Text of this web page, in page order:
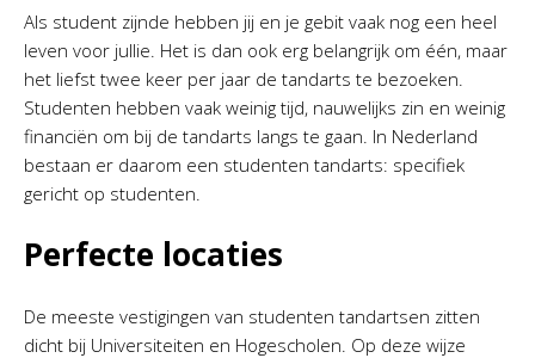
Als student zijnde hebben jij en je gebit vaak nog een heel
leven voor jullie. Het is dan ook erg belangrijk om één, maar
het liefst twee keer per jaar de tandarts te bezoeken.
Studenten hebben vaak weinig tijd, nauwelijks zin en weinig
financiën om bij de tandarts langs te gaan. In Nederland
bestaan er daarom een studenten tandarts: specifiek
gericht op studenten.
Perfecte locaties
De meeste vestigingen van studenten tandartsen zitten
dicht bij Universiteiten en Hogescholen. Op deze wijze